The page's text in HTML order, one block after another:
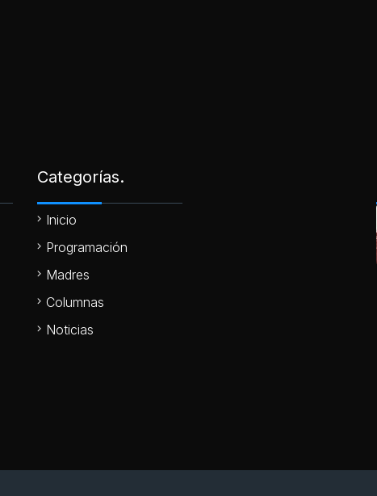
Categorías.
Inicio
Programación
Madres
Columnas
Noticias